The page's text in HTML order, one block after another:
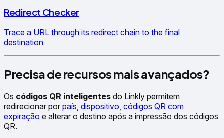
Redirect Checker
Trace a URL through its redirect chain to the final
destination
Precisa de recursos mais avançados?
Os códigos QR inteligentes do Linkly permitem
redirecionar por país dispositivo códigos QR com
expiração e alterar o destino após a impressão dos códigos
QR.